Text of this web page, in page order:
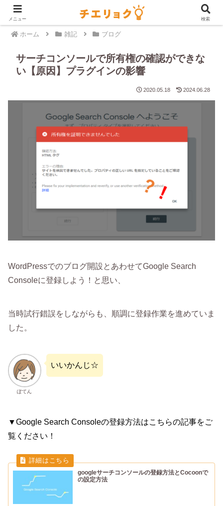
ホーム 雑記 ブログ
サーチコンソールで所有権の確認ができな
い【原因】プラグインの影響
2020.05.18 2024.06.28
WordPressでのブログ開設とあわせてGoogle Search
Consoleに登録しよう！と思い、
当時試行錯誤をしながらも、順調に登録作業を進めていま
した。
ぽてん
いいかんじ☆
▼Google Search Consoleの登録方法はこちらの記事をご
覧ください！
googleサーチコンソールの登録方法とCocoonで
の設定方法
メニュー 検索